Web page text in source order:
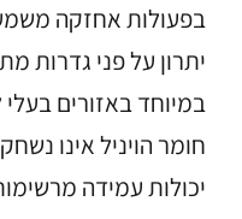
בפעולות אחזקה
יתרון על פני גדרות
במיוחד באזורים
חומר הויניל אינו
יכולות עמידה